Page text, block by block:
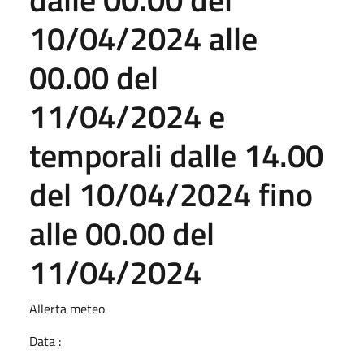
10/04/2024 alle
00.00 del
11/04/2024 e
temporali dalle 14.00
del 10/04/2024 fino
alle 00.00 del
11/04/2024
Allerta meteo
Data :